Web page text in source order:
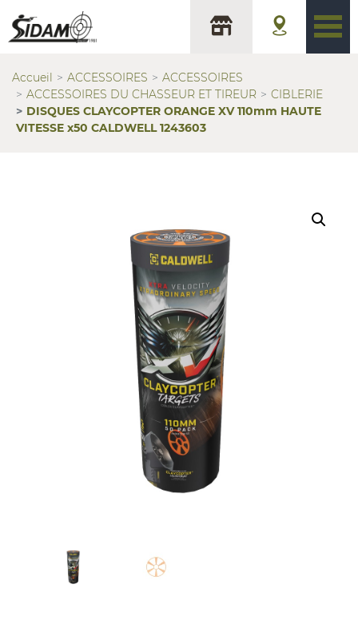
Accueil ACCESSOIRES
ACCESSOIRES
ACCESSOIRES DU CHASSEUR ET TIREUR
CIBLERIE
DISQUES CLAYCOPTER ORANGE XV 110mm HAUTE
VITESSE x50 CALDWELL 1243603